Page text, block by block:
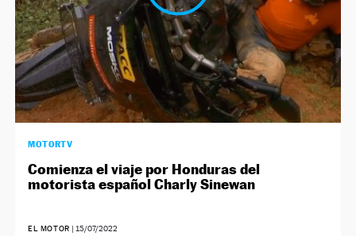
MOTORTV
Comienza el viaje por Honduras del
motorista español Charly Sinewan
EL MOTOR | 15/07/2022